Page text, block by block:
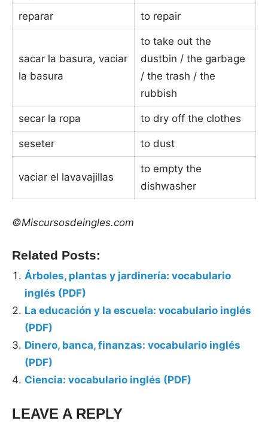
reparar to repair
sacar la basura, vaciar
la basura
to take out the
dustbin / the garbage
/ the trash / the
rubbish
secar la ropa to dry off the clothes
seseter to dust
vaciar el lavavajillas
to empty the
dishwasher
©Miscursosdeingles.com
Related Posts:
Árboles, plantas y jardinería: vocabulario
inglés (PDF)
La educación y la escuela: vocabulario inglés
(PDF)
Dinero, banca, finanzas: vocabulario inglés
(PDF)
Ciencia: vocabulario inglés (PDF)
Tags:
LEAVE A REPLY